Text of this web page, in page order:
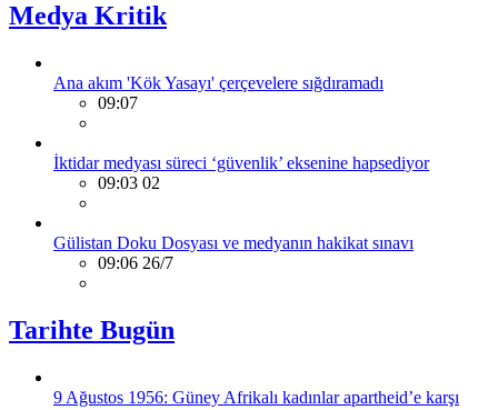
Medya Kritik
Ana akım 'Kök Yasayı' çerçevelere sığdıramadı
09:07
İktidar medyası süreci ‘güvenlik’ eksenine hapsediyor
09:03 02
Gülistan Doku Dosyası ve medyanın hakikat sınavı
09:06 26/7
Tarihte Bugün
9 Ağustos 1956: Güney Afrikalı kadınlar apartheid’e karşı